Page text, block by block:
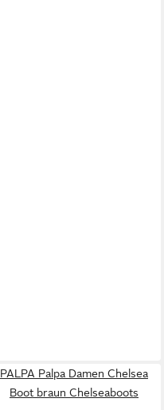
PALPA Palpa Damen Chelsea
Boot braun Chelseaboots